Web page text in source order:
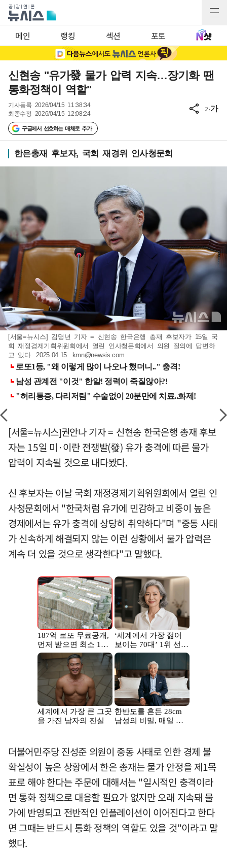
메인 랭킹 섹션 포토
신현송 "유가發 물가 압력 지속…장기화 땐
통화정책이 역할"
기사등록 2026/04/15 11:38:34
최종수정 2026/04/15 12:08:24
구글에서 선호하는 매체로 추가
가가
한은총재 후보자, 국회 재경위 인사청문회
[서울=뉴시스] 김명년 기자 = 신현송 한국은행 총재 후보자가 15일 국
회 재정경제기획위원회에서 열린 인사청문회에서 의원 질의에 답변하
고 있다. 2025.04.15.
kmn@newsis.com
[서울=뉴시스]권안나 기자 = 신현송 한국은행 총재 후보
자는 15일 미·이란 전쟁발(發) 유가 충격에 따른 물가
압력이 지속될 것으로 내다봤다.
신 후보자는 이날 국회 재정경제기획위원회에서 열린 인
사청문회에서 "한국처럼 유가에 민감하고 비중이 높은
경제에서는 유가 충격에 상당히 취약하다"며 "중동 사태
가 신속하게 해결되지 않는 이런 상황에서 물가 압력은
계속 더 있을 것으로 생각한다"고 말했다.
더불어민주당 진성준 의원이 중동 사태로 인한 경제 불
확실성이 높은 상황에서 한은 총재는 물가 안정을 제1목
표로 해야 한다는 주문에 대해서는 "일시적인 충격이라
면 통화 정책으로 대응할 필요가 없지만 오래 지속돼 물
가에 반영되고 전반적인 인플레이션이 이어진다고 한다
면 그때는 반드시 통화 정책의 역할도 있을 것"이라고 말
했다.